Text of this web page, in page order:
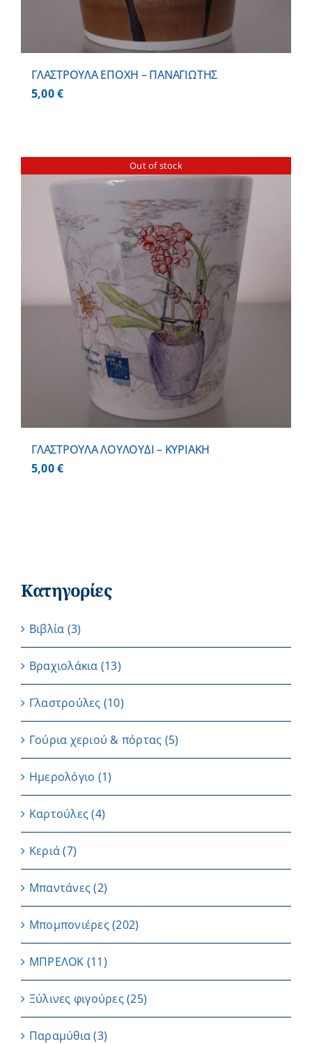
ΓΛΑΣΤΡΟΥΛΑ ΕΠΟΧΗ – ΠΑΝΑΓΙΩΤΗΣ
5,00€
Out of stock
ΓΛΑΣΤΡΟΥΛΑ ΛΟΥΛΟΥΔΙ – ΚΥΡΙΑΚΗ
5,00€
Κατηγορίες
Βιβλία (3)
Βραχιολάκια (13)
Γλαστρούλες (10)
Γούρια χεριού & πόρτας (5)
Ημερολόγιο (1)
Καρτούλες (4)
Κεριά (7)
Μπαντάνες (2)
Μπομπονιέρες(202)
ΜΠΡΕΛΟΚ (11)
Ξύλινες φιγούρες(25)
Παραμύθια (3)